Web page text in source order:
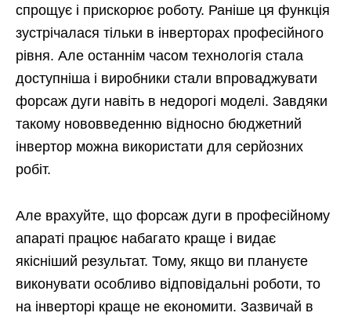
спрощує і прискорює роботу. Раніше ця функція
зустрічалася тільки в інверторах професійного
рівня. Але останнім часом технологія стала
доступніша і виробники стали впроваджувати
форсаж дуги навіть в недорогі моделі. Завдяки
такому нововведенню відносно бюджетний
інвертор можна використати для серйозних
робіт.
Але врахуйте, що форсаж дуги в професійному
апараті працює набагато краще і видає
якісніший результат. Тому, якщо ви плануєте
виконувати особливо відповідальні роботи, то
на інверторі краще не економити. Зазвичай в